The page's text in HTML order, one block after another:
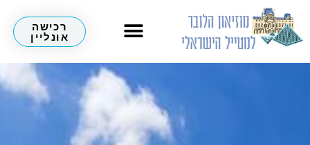
רכישה
אונליין